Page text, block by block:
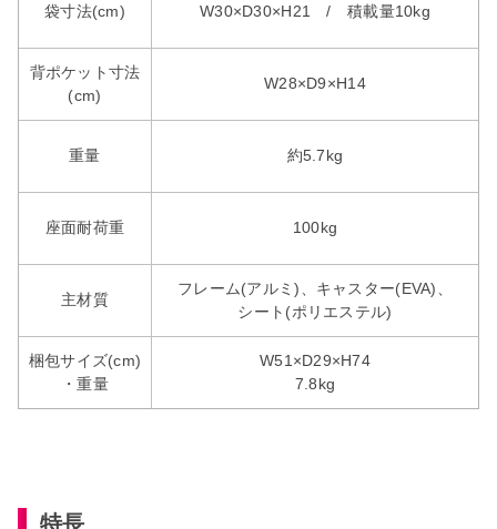
袋寸法(cm) W30×D30×H21 / 積載量10kg
背ポケット寸法
(cm)
W28×D9×H14
重量 約5.7kg
座面耐荷重 100kg
主材質
フレーム(アルミ)、キャスター(EVA)、
シート(ポリエステル)
梱包サイズ(cm)
・重量
W51×D29×H74
7.8kg
特長